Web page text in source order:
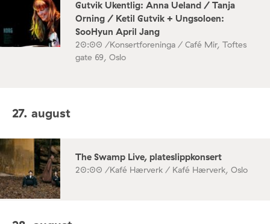
Gutvik Ukentlig: Anna Ueland / Tanja
Orning / Ketil Gutvik + Ungsoloen:
SooHyun April Jang
20:00 /Konsertforeninga / Café Mir, Toftes
gate 69, Oslo
27. august
The Swamp Live, plateslippkonsert
20:00 /Kafé Hærverk / Kafé Hærverk, Oslo